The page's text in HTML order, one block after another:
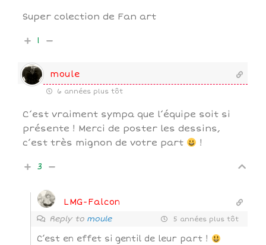
Super colection de Fan art
1
moule
6 années plus tôt
C’est vraiment sympa que l’équipe soit si
présente ! Merci de poster les dessins,
c’est très mignon de votre part
!
3
LMG-Falcon
Reply to moule 5 années plus tôt
C’est en effet si gentil de leur part !